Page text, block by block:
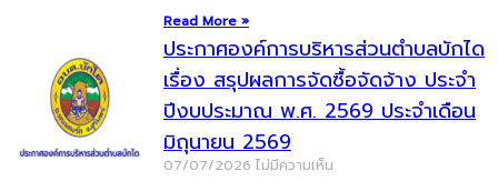
Read More »
ประกาศองค์การบริหารส่วนตำบลบักได
เรื่อง สรุปผลการจัดซื้อจัดจ้าง ประจำ
ปีงบประมาณ พ.ศ. 2569 ประจำเดือน
มิถุนายน 2569
07/07/2026 ไม่มีความเห็น